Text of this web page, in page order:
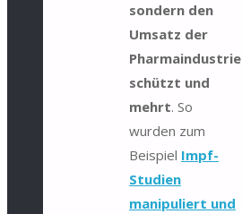
sondern den
Umsatz der
Pharmaindustrie
schützt und
mehrt. So
wurden zum
Beispiel Impf-
Studien
manipuliert und